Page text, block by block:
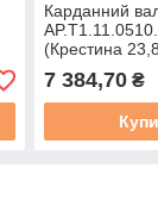
Карданний
(Крестина
7 384,70₴